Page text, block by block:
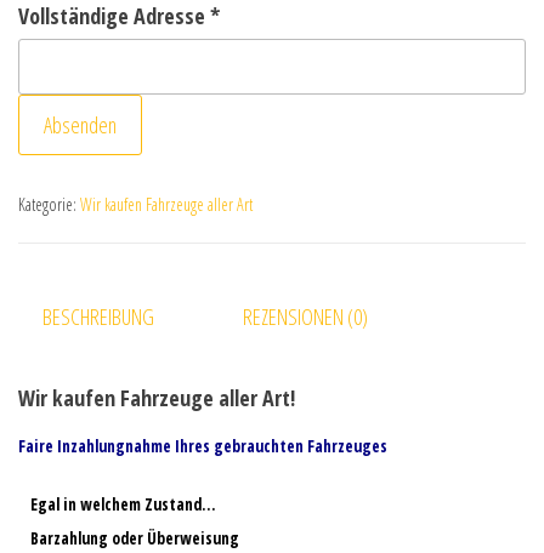
Vollständige Adresse *
Absenden
Kategorie: Wir kaufen Fahrzeuge aller Art
BESCHREIBUNG REZENSIONEN (0)
Wir kaufen Fahrzeuge aller Art!
Faire Inzahlungnahme Ihres gebrauchten Fahrzeuges
Egal in welchem Zustand…
Barzahlung oder Überweisung